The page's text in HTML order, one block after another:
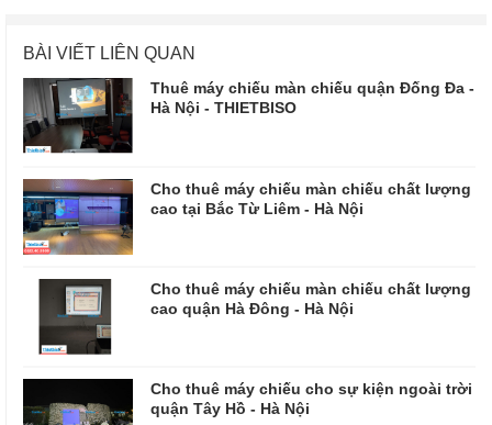
BÀI VIẾT LIÊN QUAN
Thuê máy chiếu màn chiếu quận Đống Đa -
Hà Nội - THIETBISO
Cho thuê máy chiếu màn chiếu chất lượng
cao tại Bắc Từ Liêm - Hà Nội
Cho thuê máy chiếu màn chiếu chất lượng
cao quận Hà Đông - Hà Nội
Cho thuê máy chiếu cho sự kiện ngoài trời
quận Tây Hồ - Hà Nội